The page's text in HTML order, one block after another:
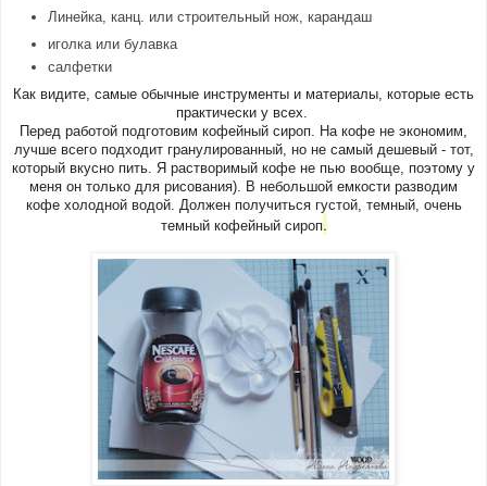
Линейка, канц. или строительный нож, карандаш
иголка или булавка
салфетки
Как видите, самые обычные инструменты и материалы, которые есть
практически у всех.
Перед работой подготовим кофейный сироп. На кофе не экономим,
лучше всего подходит гранулированный, но не самый дешевый - тот,
который вкусно пить. Я растворимый кофе не пью вообще, поэтому у
меня он только для рисования). В небольшой емкости разводим
кофе холодной водой. Должен получиться густой, темный, очень
темный кофейный сироп.